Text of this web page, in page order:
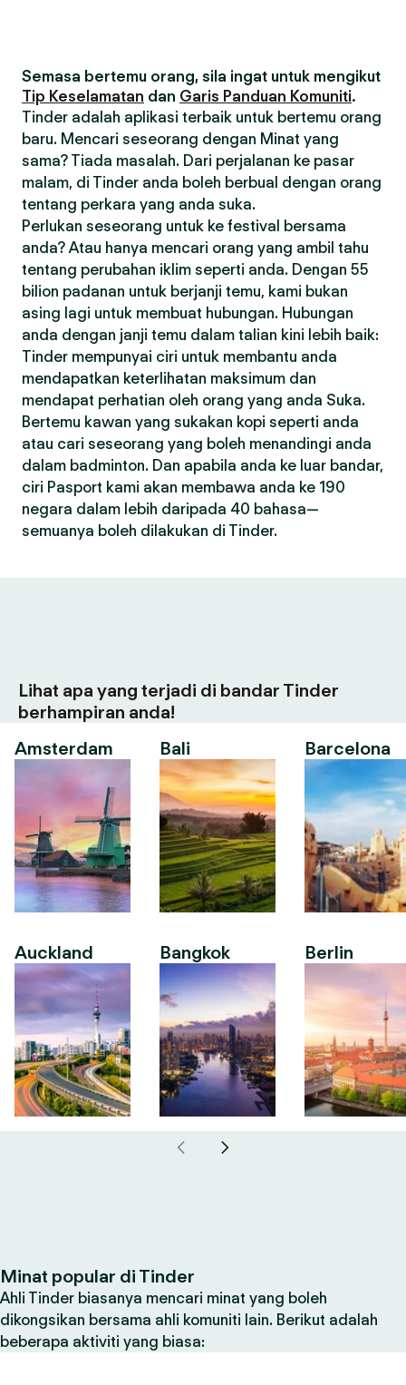
Semasa bertemu orang, sila ingat untuk mengikut
Tip Keselamatan dan Garis Panduan Komuniti.
Tinder adalah aplikasi terbaik untuk bertemu orang
baru. Mencari seseorang dengan Minat yang
sama? Tiada masalah. Dari perjalanan ke pasar
malam, di Tinder anda boleh berbual dengan orang
tentang perkara yang anda suka.
Perlukan seseorang untuk ke festival bersama
anda? Atau hanya mencari orang yang ambil tahu
tentang perubahan iklim seperti anda. Dengan 55
bilion padanan untuk berjanji temu, kami bukan
asing lagi untuk membuat hubungan. Hubungan
anda dengan janji temu dalam talian kini lebih baik:
Tinder mempunyai ciri untuk membantu anda
mendapatkan keterlihatan maksimum dan
mendapat perhatian oleh orang yang anda Suka.
Bertemu kawan yang sukakan kopi seperti anda
atau cari seseorang yang boleh menandingi anda
dalam badminton. Dan apabila anda ke luar bandar,
ciri Pasport kami akan membawa anda ke 190
negara dalam lebih daripada 40 bahasa—
semuanya boleh dilakukan di Tinder.
Lihat apa yang terjadi di bandar Tinder
berhampiran anda!
Amsterdam
Auckland
Bali
Bangkok
Barcelona
Berlin
Minat popular di Tinder
Ahli Tinder biasanya mencari minat yang boleh
dikongsikan bersama ahli komuniti lain. Berikut adalah
beberapa aktiviti yang biasa: